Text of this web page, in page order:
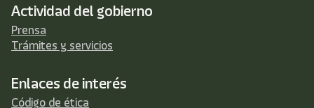
Actividad del gobierno
Prensa
Trámites y servicios
Enlaces de interés
Código de ética